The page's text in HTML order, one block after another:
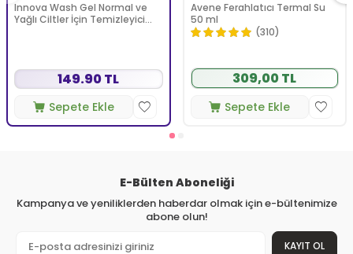
Innova Wash Gel Normal ve
Yağlı Ciltler İçin Temizleyici
149.90 TL
Sepete Ekle
Avene Ferahlatıcı Termal Su
50 ml
(310)
309,00 TL
Sepete Ekle
E-Bülten Aboneliği
Kampanya ve yeniliklerden haberdar olmak için e-bültenimize
abone olun!
KAYIT OL